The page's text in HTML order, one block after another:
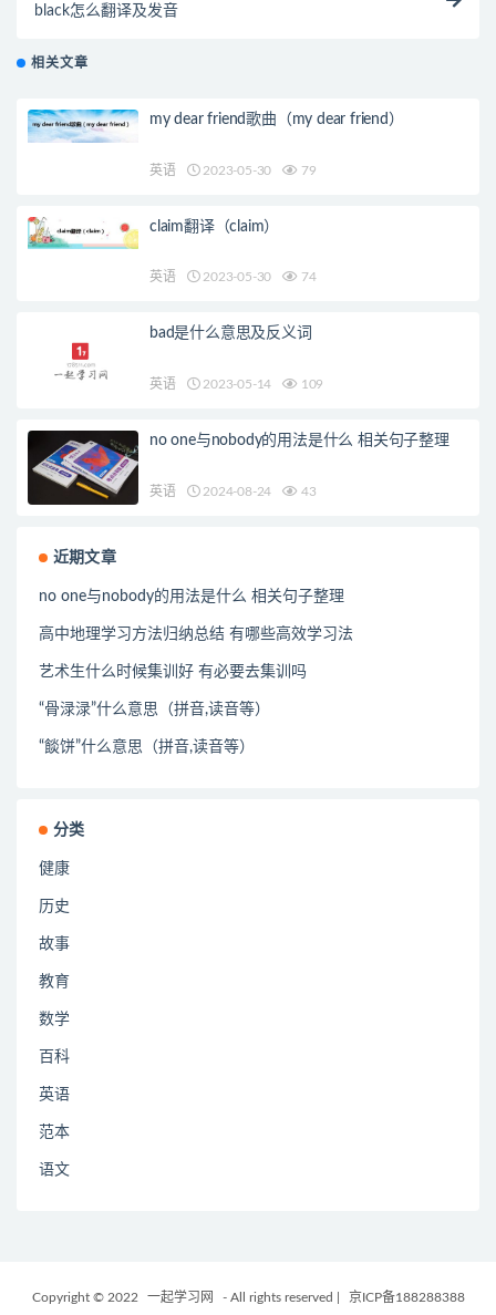
black怎么翻译及发音
相关文章
my dear friend歌曲（my dear friend）
英语 2023-05-30 79
claim翻译（claim）
英语 2023-05-30 74
bad是什么意思及反义词
英语 2023-05-14 109
no one与nobody的用法是什么 相关句子整理
英语 2024-08-24 43
近期文章
no one与nobody的用法是什么 相关句子整理
高中地理学习方法归纳总结 有哪些高效学习法
艺术生什么时候集训好 有必要去集训吗
“骨渌渌”什么意思（拼音,读音等）
“餤饼”什么意思（拼音,读音等）
分类
健康
历史
故事
教育
数学
百科
英语
范本
语文
Copyright © 2022 一起学习网 - All rights reserved 京ICP备188288388